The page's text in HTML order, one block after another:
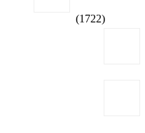
17221722